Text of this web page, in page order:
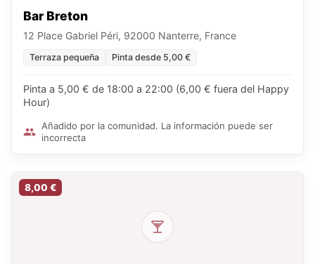
Bar Breton
12 Place Gabriel Péri, 92000 Nanterre, France
Terraza pequeña Pinta desde 5,00 €
Pinta a 5,00 € de 18:00 a 22:00 (6,00 € fuera del Happy
Hour)
Añadido por la comunidad. La información puede ser
incorrecta
8,00 €